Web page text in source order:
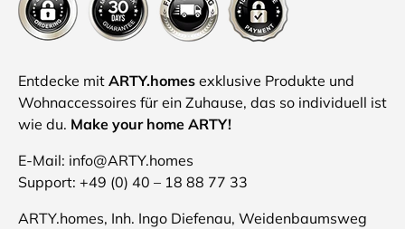
Entdecke mit ARTY.homes exklusive Produkte und
Wohnaccessoires für ein Zuhause, das so individuell ist
wie du. Make your home ARTY!
E-Mail: info@ARTY.homes
Support: +49 (0) 40 – 18 88 77 33
ARTY.homes, Inh. Ingo Diefenau, Weidenbaumsweg